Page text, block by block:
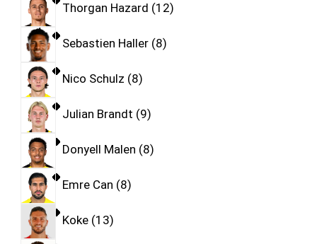
Thorgan Hazard 12
Sebastien Haller 8
Nico Schulz 8
Julian Brandt 9
Donyell Malen 8
Emre Can 8
Koke 13